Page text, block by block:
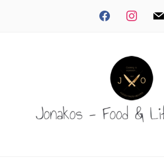
facebookinstagrammail